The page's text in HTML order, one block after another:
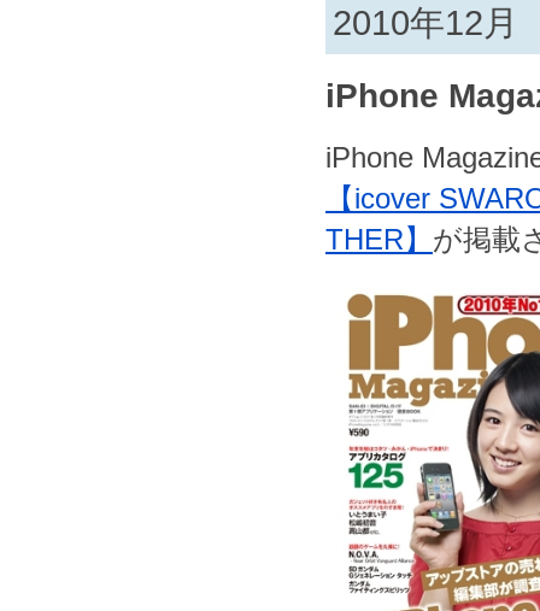
2010年12月
iPhone
iPhone
【icover
THER】 が掲載